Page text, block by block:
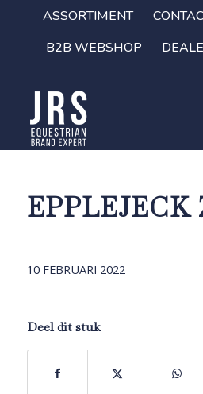
ASSORTIMENT
B2B WEBSHOP
10 FEBRUARI 2022
Deel dit stuk